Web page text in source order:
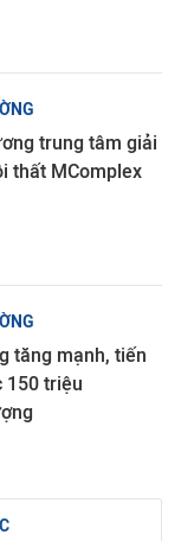
trung tâm giải
thất MComplex
tăng mạnh, tiến
150 triệu